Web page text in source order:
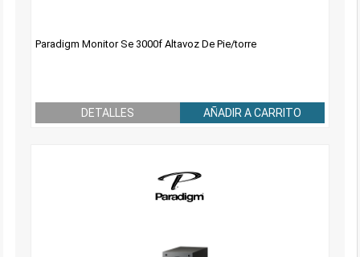
Paradigm Monitor Se 3000f Altavoz De Pie/torre
DETALLES AÑADIR A CARRITO